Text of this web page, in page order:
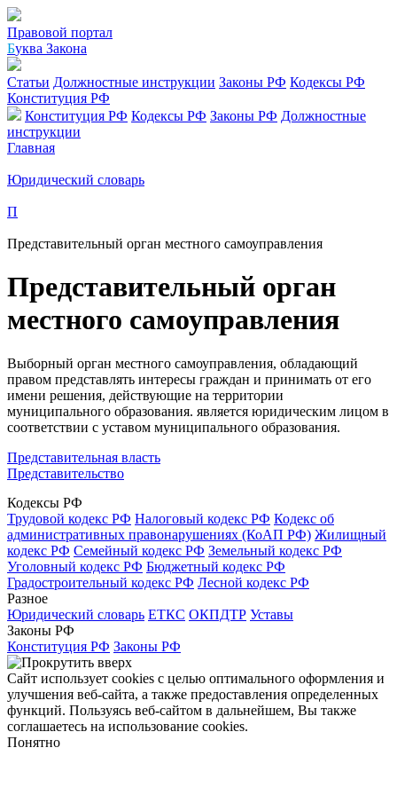
Правовой портал
Буква Закона
Статьи Должностные инструкции Законы РФ Кодексы РФ
Конституция РФ
Конституция РФ Кодексы РФ Законы РФ Должностные
инструкции
Главная
Юридический словарь
П
Представительный орган местного самоуправления
Представительный орган
местного самоуправления
Выборный орган местного самоуправления, обладающий
правом представлять интересы граждан и принимать от его
имени решения, действующие на территории
муниципального образования. является юридическим лицом в
соответствии с уставом муниципального образования.
Представительная власть
Представительство
Кодексы РФ
Трудовой кодекс РФ Налоговый кодекс РФ Кодекс об
административных правонарушениях (КоАП РФ) Жилищный
кодекс РФ Семейный кодекс РФ Земельный кодекс РФ
Уголовный кодекс РФ Бюджетный кодекс РФ
Градостроительный кодекс РФ Лесной кодекс РФ
Разное
Юридический словарь ЕТКС ОКПДТР Уставы
Законы РФ
Конституция РФ Законы РФ
Сайт использует cookies с целью оптимального оформления и
улучшения веб-сайта, а также предоставления определенных
функций. Пользуясь веб-сайтом в дальнейшем, Вы также
соглашаетесь на использование cookies.
Понятно